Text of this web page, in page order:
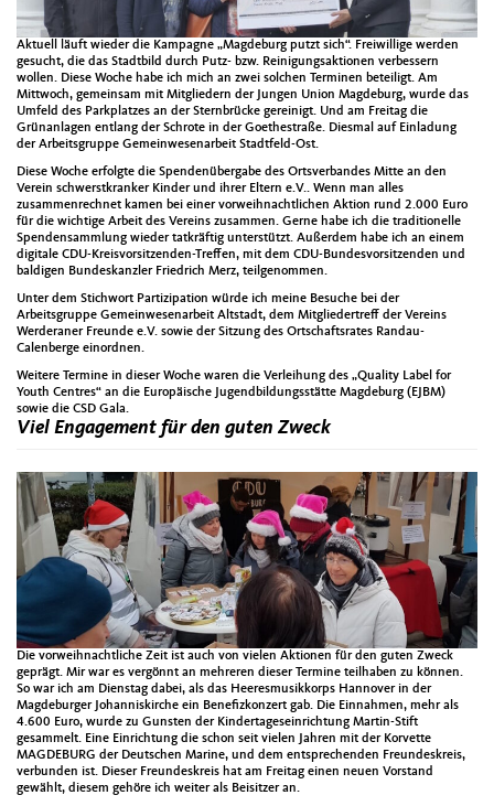
Aktuell läuft wieder die Kampagne „Magdeburg putzt sich“. Freiwillige werden
gesucht, die das Stadtbild durch Putz- bzw. Reinigungsaktionen verbessern
wollen. Diese Woche habe ich mich an zwei solchen Terminen beteiligt. Am
Mittwoch, gemeinsam mit Mitgliedern der Jungen Union Magdeburg, wurde das
Umfeld des Parkplatzes an der Sternbrücke gereinigt. Und am Freitag die
Grünanlagen entlang der Schrote in der Goethestraße. Diesmal auf Einladung
der Arbeitsgruppe Gemeinwesenarbeit Stadtfeld-Ost.
Diese Woche erfolgte die Spendenübergabe des Ortsverbandes Mitte an den
Verein schwerstkranker Kinder und ihrer Eltern e.V.. Wenn man alles
zusammenrechnet kamen bei einer vorweihnachtlichen Aktion rund 2.000 Euro
für die wichtige Arbeit des Vereins zusammen. Gerne habe ich die traditionelle
Spendensammlung wieder tatkräftig unterstützt. Außerdem habe ich an einem
digitale CDU-Kreisvorsitzenden-Treffen, mit dem CDU-Bundesvorsitzenden und
baldigen Bundeskanzler Friedrich Merz, teilgenommen.
Unter dem Stichwort Partizipation würde ich meine Besuche bei der
Arbeitsgruppe Gemeinwesenarbeit Altstadt, dem Mitgliedertreff der Vereins
Werderaner Freunde e.V. sowie der Sitzung des Ortschaftsrates Randau-
Calenberge einordnen.
Weitere Termine in dieser Woche waren die Verleihung des „Quality Label for
Youth Centres“ an die Europäische Jugendbildungsstätte Magdeburg (EJBM)
sowie die CSD Gala.
Viel Engagement für den guten Zweck
Die vorweihnachtliche Zeit ist auch von vielen Aktionen für den guten Zweck
geprägt. Mir war es vergönnt an mehreren dieser Termine teilhaben zu können.
So war ich am Dienstag dabei, als das Heeresmusikkorps Hannover in der
Magdeburger Johanniskirche ein Benefizkonzert gab. Die Einnahmen, mehr als
4.600 Euro, wurde zu Gunsten der Kindertageseinrichtung Martin-Stift
gesammelt. Eine Einrichtung die schon seit vielen Jahren mit der Korvette
MAGDEBURG der Deutschen Marine, und dem entsprechenden Freundeskreis,
verbunden ist. Dieser Freundeskreis hat am Freitag einen neuen Vorstand
gewählt, diesem gehöre ich weiter als Beisitzer an.